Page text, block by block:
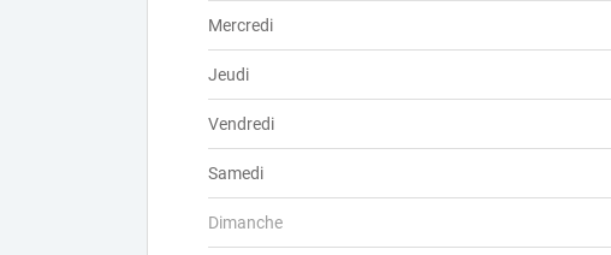
Mercredi
Jeudi
Vendredi
Samedi
Dimanche